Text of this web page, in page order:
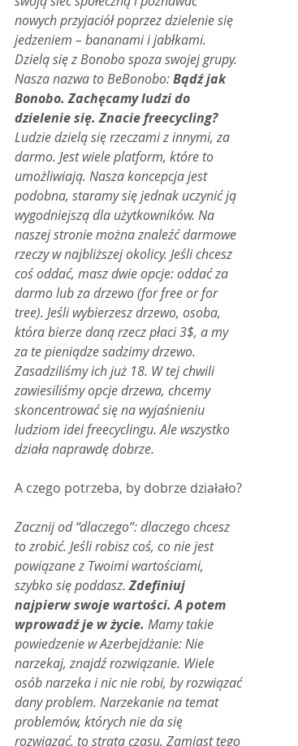
nowych przyjaciół poprzez dzielenie się
jedzeniem – bananami i jabłkami.
Dzielą się z Bonobo spoza swojej grupy.
Nasza nazwa to BeBonobo: Bądź jak
Bonobo. Zachęcamy ludzi do
dzielenie się. Znacie freecycling?
Ludzie dzielą się rzeczami z innymi, za
darmo. Jest wiele platform, które to
umożliwiają. Nasza koncepcja jest
podobna, staramy się jednak uczynić ją
wygodniejszą dla użytkowników. Na
naszej stronie można znaleźć darmowe
rzeczy w najbliższej okolicy. Jeśli chcesz
coś oddać, masz dwie opcje: oddać za
darmo lub za drzewo (for free or for
tree). Jeśli wybierzesz drzewo, osoba,
która bierze daną rzecz płaci 3$, a my
za te pieniądze sadzimy drzewo.
Zasadziliśmy ich już 18. W tej chwili
zawiesiliśmy opcje drzewa, chcemy
skoncentrować się na wyjaśnieniu
ludziom idei freecyclingu. Ale wszystko
działa naprawdę dobrze.
A czego potrzeba, by dobrze działało?
Zacznij od “dlaczego”: dlaczego chcesz
to zrobić. Jeśli robisz coś, co nie jest
powiązane z Twoimi wartościami,
szybko się poddasz. Zdefiniuj
najpierw swoje wartości. A potem
wprowadź je w życie. Mamy takie
powiedzenie w Azerbejdżanie: Nie
narzekaj, znajdź rozwiązanie. Wiele
osób narzeka i nic nie robi, by rozwiązać
dany problem. Narzekanie na temat
problemów, których nie da się
rozwiązać, to strata czasu. Zamiast tego